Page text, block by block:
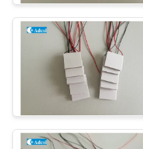
KONTAKT
NACHRICHTEN
Peltier-